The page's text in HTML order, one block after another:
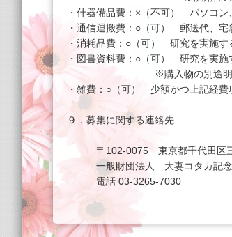
・什器備品費：×（不可） パソコン
・通信運搬費：○（可） 郵送代、宅
・消耗品費：○（可） 研究を実施す
・図書資料費：○（可） 研究を実施
※購入物の別途明細
・雑費：○（可） 少額かつ上記経
９．募集に関する連絡先
〒102-0075 東京都千代田区三
一般財団法人 大妻コタカ記念
電話 03-3265-7030